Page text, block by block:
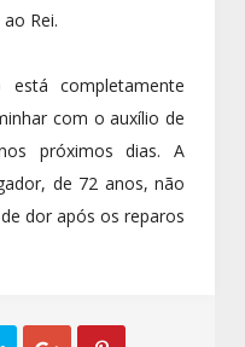
Rei.
completamente
com o auxílio de
próximos dias. A
de 72 anos, não
dor após os reparos